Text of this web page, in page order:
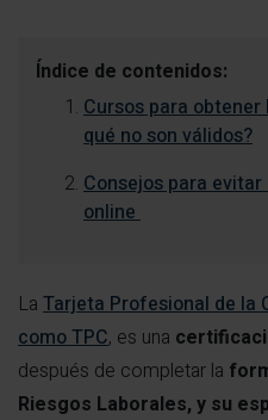
Índice de contenidos:
Cursos para
qué no son válidos?
Consejos para
online
La Tarjeta Profesional de la
como TPC, es una
después de completar la
Riesgos Laborales, y su